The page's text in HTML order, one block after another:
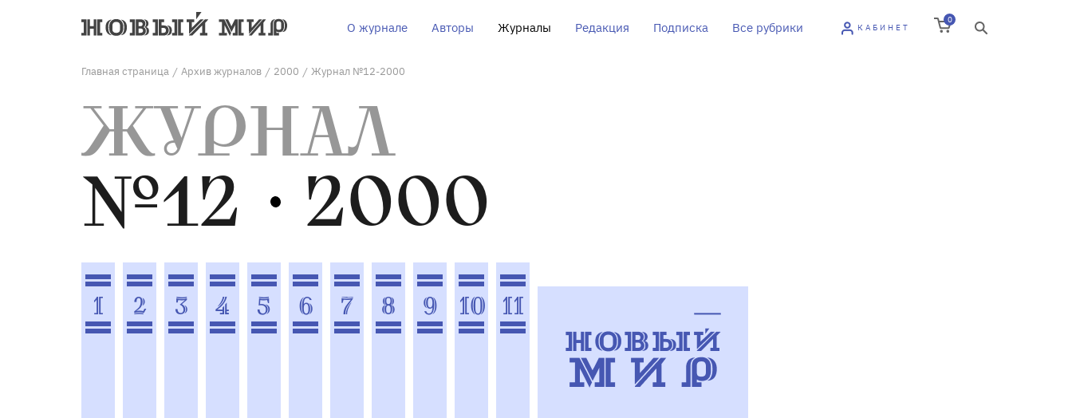
О журнале Авторы Журналы Редакция Подписка Все рубрики КАБИНЕТ
0
Главная страница / Архив журналов / 2000 / Журнал №12-2000
ЖУРНАЛ
№12
2000
1 2 3 4 5 6 7 8 9 10 11